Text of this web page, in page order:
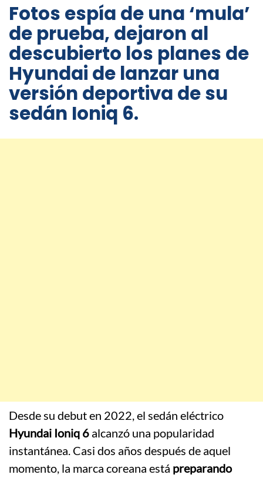
Fotos espía de una ‘mula’
de prueba, dejaron al
descubierto los planes de
Hyundai de lanzar una
versión deportiva de su
sedán Ioniq 6.
Desde su debut en 2022, el sedán eléctrico
Hyundai Ioniq 6 alcanzó una popularidad
instantánea. Casi dos años después de aquel
momento, la marca coreana está preparando